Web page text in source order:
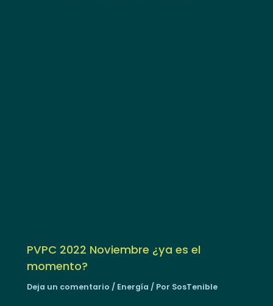
PVPC 2022 Noviembre ¿ya es el
momento?
Deja un comentario / Energía / Por SosTenible